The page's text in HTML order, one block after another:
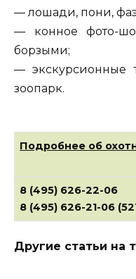
— лошади, пони,
— конное фото-
борзыми;
— экскурсионные
зоопарк.
Подробнее об
8 (495) 626-22-06
8 (495) 626-21-06
Другие статьи на